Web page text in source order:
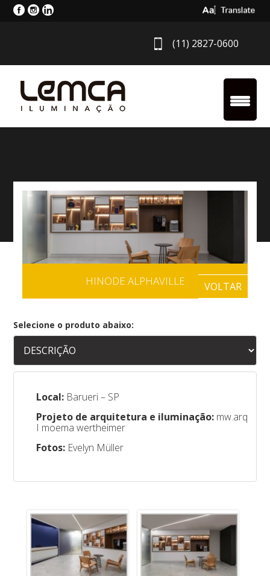
Select
(11) 2827-0600
HINODE ALPHAVILLE VOLTAR
Selecione o produto abaixo:
Local: Barueri – SP
Projeto de arquitetura e iluminação: mw.arq
I moema wertheimer
Fotos: Evelyn Müller